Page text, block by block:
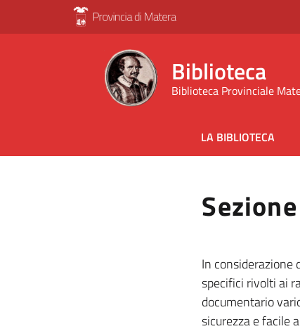
Biblioteca
Biblioteca Provinciale
LA BIBLIOTECA
In considerazione
specifici rivolti ai
documentario
sicurezza e facile